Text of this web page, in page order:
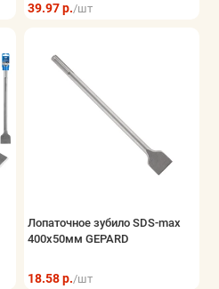
39.97 р./шт
Лопаточное зубило SDS-max
400х50мм GEPARD
18.58 р./шт